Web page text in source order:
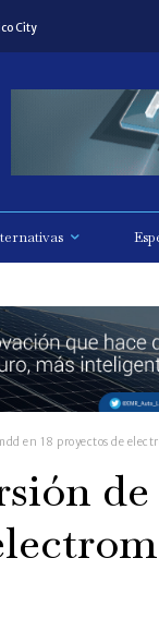
City
en 18 proyectos de